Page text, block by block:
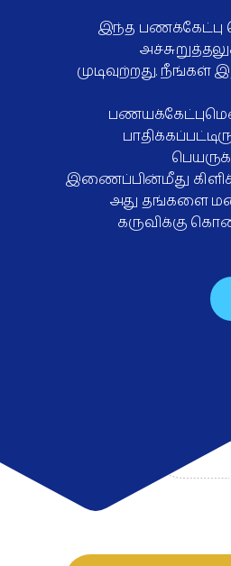
இந்த
முடிவுற்றது. நீங்கள்
இணைப்பின்மீது
அது தங்களை
கருவிக்கு